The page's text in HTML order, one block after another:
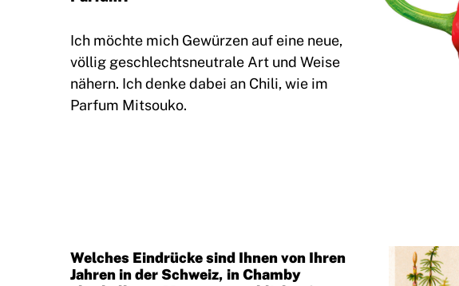
Ich möchte mich Gewürzen auf eine neue,
völlig geschlechtsneutrale Art und Weise
nähern. Ich denke dabei an Chili, wie im
Parfum Mitsouko.
Welches Eindrücke sind Ihnen von Ihren
Jahren in der Schweiz, in Chamby